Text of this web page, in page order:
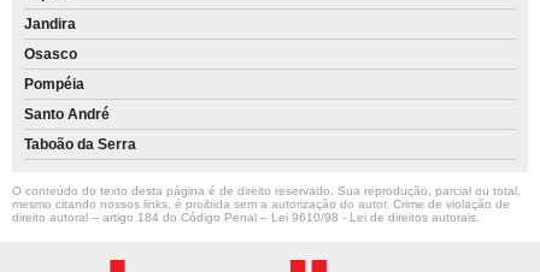
Jandira
Osasco
Pompéia
Santo André
Taboão da Serra
O conteúdo do texto desta página é de direito reservado. Sua reprodução, parcial ou total,
mesmo citando nossos links, é proibida sem a autorização do autor. Crime de violação de
direito autoral – artigo 184 do Código Penal – Lei 9610/98 - Lei de direitos autorais